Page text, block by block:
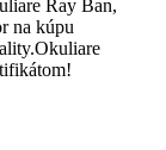
Ray Ban,
na kúpu